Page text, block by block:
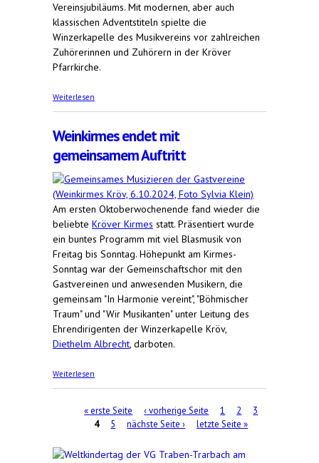
Vereinsjubiläums. Mit modernen, aber auch
klassischen Adventstiteln spielte die
Winzerkapelle des Musikvereins vor zahlreichen
Zuhörerinnen und Zuhörern in der Kröver
Pfarrkirche.
Weiterlesen
Weinkirmes endet mit
gemeinsamem Auftritt
Am ersten Oktoberwochenende fand wieder die
beliebte Kröver Kirmes statt. Präsentiert wurde
ein buntes Programm mit viel Blasmusik von
Freitag bis Sonntag. Höhepunkt am Kirmes-
Sonntag war der Gemeinschaftschor mit den
Gastvereinen und anwesenden Musikern, die
gemeinsam "In Harmonie vereint", "Böhmischer
Traum" und "Wir Musikanten" unter Leitung des
Ehrendirigenten der Winzerkapelle Kröv,
Diethelm Albrecht, darboten.
Weiterlesen
Seiten« erste Seite ‹ vorherige Seite 1 2
3
4
5 nächste Seite › letzte Seite »